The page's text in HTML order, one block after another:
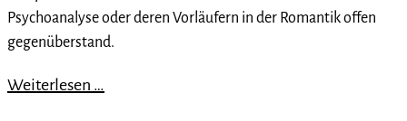
Psychoanalyse oder deren Vorläufern in der Romantik offen
gegenüberstand.
Weiterlesen …